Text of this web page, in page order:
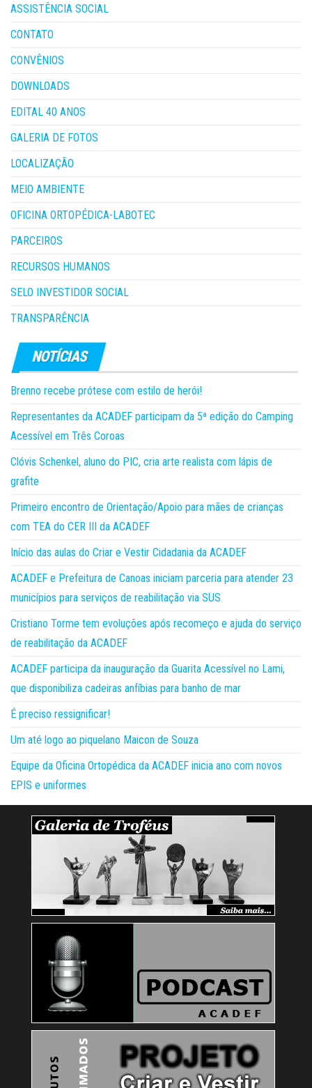
ASSISTÊNCIA SOCIAL
CONTATO
CONVÊNIOS
DOWNLOADS
EDITAL 40 ANOS
GALERIA DE FOTOS
LOCALIZAÇÃO
MEIO AMBIENTE
OFICINA ORTOPÉDICA-LABOTEC
PARCEIROS
RECURSOS HUMANOS
SELO INVESTIDOR SOCIAL
TRANSPARÊNCIA
Brenno recebe prótese com estilo de herói!
Representantes da ACADEF participam da 5ª edição do Camping
Acessível em Três Coroas
Clóvis Schenkel, aluno do PIC, cria arte realista com lápis de
grafite
Primeiro encontro de Orientação/Apoio para mães de crianças
com TEA do CER III da ACADEF
Início das aulas do Criar e Vestir Cidadania da ACADEF
ACADEF e Prefeitura de Canoas iniciam parceria para atender 23
municípios para serviços de reabilitação via SUS
Cristiano Torme tem evoluções após recomeço e ajuda do serviço
de reabilitação da ACADEF
ACADEF participa da inauguração da Guarita Acessível no Lami,
que disponibiliza cadeiras anfíbias para banho de mar
É preciso ressignificar!
Um até logo ao piquelano Maicon de Souza
Equipe da Oficina Ortopédica da ACADEF inicia ano com novos
EPIS e uniformes